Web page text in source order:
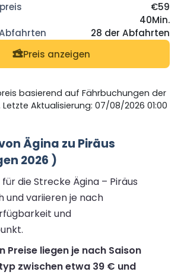
€59
40Min.
28 der Abfahrten
Preis anzeigen
basierend auf Fährbuchungen der
Aktualisierung: 07/08/2026 01:00
Ägina zu Piräus
2026 )
die Strecke Ägina – Piräus
und variieren je nach
und
Preise liegen je nach Saison
zwischen etwa 39 € und